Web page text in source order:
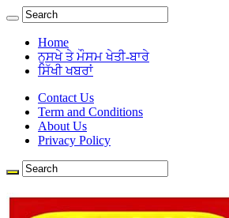
Home
ਨੁਸਖੇ ਤੇ ਮੌਸਮ ਖੇਤੀ-ਬਾਰੇ
ਸਿੱਖੀ ਖਬਰਾਂ
Contact Us
Term and Conditions
About Us
Privacy Policy